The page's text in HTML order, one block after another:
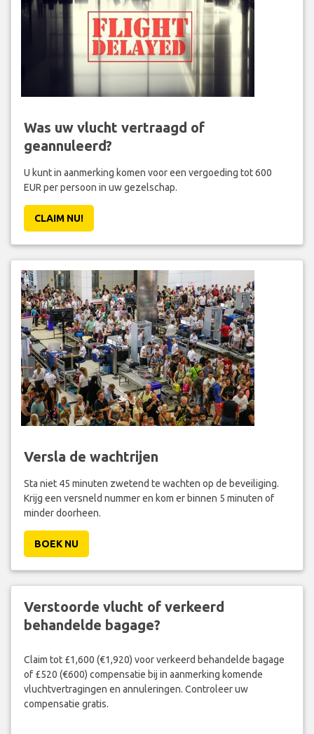
Was uw vlucht vertraagd of
geannuleerd?
U kunt in aanmerking komen voor een vergoeding tot 600
EUR per persoon in uw gezelschap.
CLAIM NU!
Versla de wachtrijen
Sta niet 45 minuten zwetend te wachten op de beveiliging.
Krijg een versneld nummer en kom er binnen 5 minuten of
minder doorheen.
BOEK NU
Verstoorde vlucht of verkeerd
behandelde bagage?
Claim tot £1,600 (€1,920) voor verkeerd behandelde bagage
of £520 (€600) compensatie bij in aanmerking komende
vluchtvertragingen en annuleringen. Controleer uw
compensatie gratis.